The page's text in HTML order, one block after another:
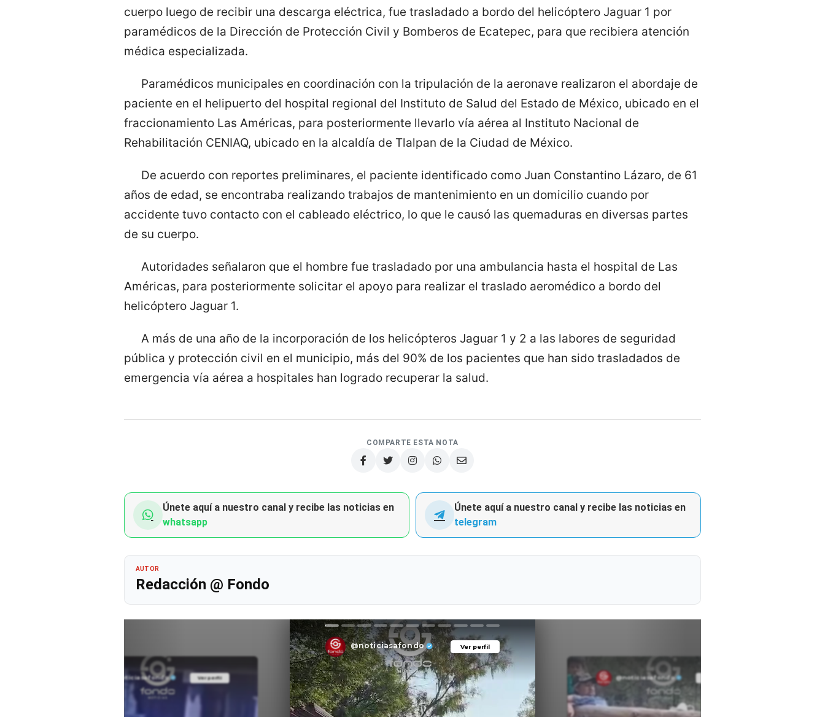
cuerpo luego de recibir una descarga eléctrica, fue trasladado a bordo del helicóptero Jaguar 1 por
paramédicos de la Dirección de Protección Civil y Bomberos de Ecatepec, para que recibiera atención
médica especializada.
Paramédicos municipales en coordinación con la tripulación de la aeronave realizaron el abordaje de
paciente en el helipuerto del hospital regional del Instituto de Salud del Estado de México, ubicado en el
fraccionamiento Las Américas, para posteriormente llevarlo vía aérea al Instituto Nacional de
Rehabilitación CENIAQ, ubicado en la alcaldía de Tlalpan de la Ciudad de México.
De acuerdo con reportes preliminares, el paciente identificado como Juan Constantino Lázaro, de 61
años de edad, se encontraba realizando trabajos de mantenimiento en un domicilio cuando por
accidente tuvo contacto con el cableado eléctrico, lo que le causó las quemaduras en diversas partes
de su cuerpo.
Autoridades señalaron que el hombre fue trasladado por una ambulancia hasta el hospital de Las
Américas, para posteriormente solicitar el apoyo para realizar el traslado aeromédico a bordo del
helicóptero Jaguar 1.
A más de una año de la incorporación de los helicópteros Jaguar 1 y 2 a las labores de seguridad
pública y protección civil en el municipio, más del 90% de los pacientes que han sido trasladados de
emergencia vía aérea a hospitales han logrado recuperar la salud.
COMPARTE ESTA NOTA
Únete aquí a nuestro canal y recibe las noticias en
whatsapp
Únete aquí a nuestro canal y recibe las noticias en
telegram
AUTOR
Redacción @ Fondo
Ver perfil
@noticiasafondo Ver perfil
@noticiasafondo
Ver perfil
@noticiasafondo Ver perfil